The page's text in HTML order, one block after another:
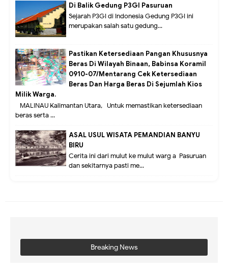
Di Balik Gedung P3GI Pasuruan
Sejarah P3GI di Indonesia Gedung P3GI ini
merupakan salah satu gedung...
Pastikan Ketersediaan Pangan Khususnya
Beras Di Wilayah Binaan, Babinsa Koramil
0910-07/Mentarang Cek Ketersediaan
Beras Dan Harga Beras Di Sejumlah Kios
Milik Warga.
MALINAU Kalimantan Utara,- Untuk memastikan ketersediaan
beras serta ...
ASAL USUL WISATA PEMANDIAN BANYU
BIRU
Cerita ini dari mulut ke mulut warg a Pasuruan
dan sekitarnya pasti me...
Breaking News